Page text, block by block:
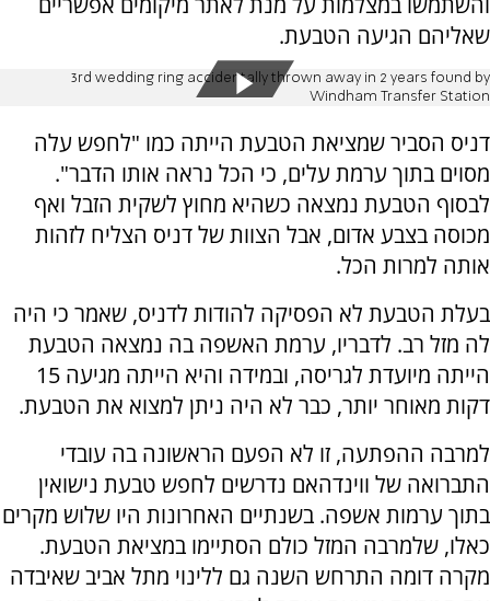
שאליהם הגיעה הטבעת.
3rd wedding ring accidentally thrown away in 2 years found by
Windham Transfer Station
דניס הסביר שמציאת הטבעת הייתה כמו "לחפש עלה
מסוים בתוך ערמת עלים, כי הכל נראה אותו הדבר".
לבסוף הטבעת נמצאה כשהיא מחוץ לשקית הזבל ואף
מכוסה בצבע אדום, אבל הצוות של דניס הצליח לזהות
אותה למרות הכל.
בעלת הטבעת לא הפסיקה להודות לדניס, שאמר כי היה
לה מזל רב. לדבריו, ערמת האשפה בה נמצאה הטבעת
הייתה מיועדת לגריסה, ובמידה והיא הייתה מגיעה 15
דקות מאוחר יותר, כבר לא היה ניתן למצוא את הטבעת.
למרבה ההפתעה, זו לא הפעם הראשונה בה עובדי
התברואה של ווינדהאם נדרשים לחפש טבעת נישואין
בתוך ערמות אשפה. בשנתיים האחרונות היו שלוש מקרים
כאלו, שלמרבה המזל כולם הסתיימו במציאת הטבעת.
מקרה דומה התרחש השנה גם ללינוי מתל אביב שאיבדה